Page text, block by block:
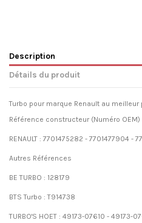
Description
Détails du produit
Turbo pour marque Renault au meilleur
Référence constructeur (Numéro OEM)
RENAULT : 7701475282 - 7701477904 -
Autres Références
BE TURBO : 128179
BTS Turbo : T914738
TURBO'S HOET : 49173-07610 - 49173-